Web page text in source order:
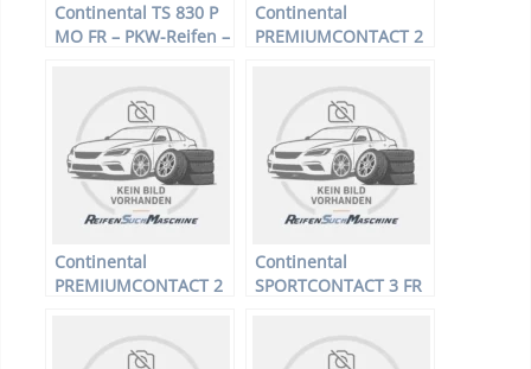
Continental TS 830 P
MO FR – PKW-Reifen –
Winterreifen
Continental
PREMIUMCONTACT 2
175/55 R15 77T –
Sommerreifen
Continental
PREMIUMCONTACT 2
225/55 R16 95W –
Sommerreifen
Continental
SPORTCONTACT 3 FR
265/35 R18 97Y –
Sommerreifen